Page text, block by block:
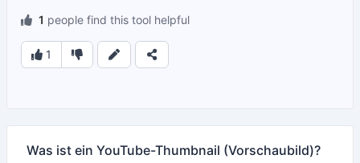
1 people find this tool helpful
1
Was ist ein YouTube-Thumbnail (Vorschaubild)?